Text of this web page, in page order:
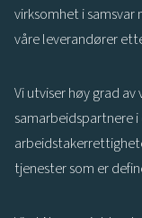
virksomhet i samsvar
våre leverandører
Vi utviser høy grad
samarbeidspartnere
tjenester som er